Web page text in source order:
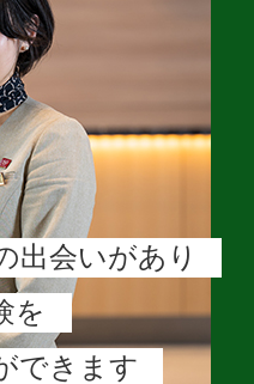
出会いがあり
を
できます